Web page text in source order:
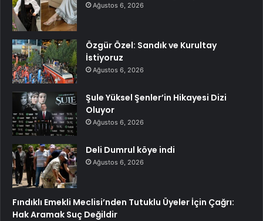
Ağustos 6, 2026
Özgür Özel: Sandık ve Kurultay
İstiyoruz
Ağustos 6, 2026
Şule Yüksel Şenler’in Hikayesi Dizi
Oluyor
Ağustos 6, 2026
Deli Dumrul köye indi
Ağustos 6, 2026
Fındıklı Emekli Meclisi’nden Tutuklu Üyeler İçin Çağrı:
Hak Aramak Suç Değildir